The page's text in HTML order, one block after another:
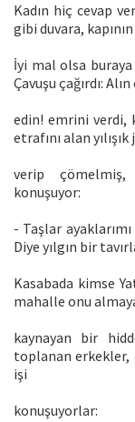
Kadın hiç cevap
gibi duvara,
İyi mal olsa
Çavuşu çağırdı:
edin! emrini verdi,
etrafını alan
verip
konuşuyor:
- Taşlar
Diye yılgın bir
Kasabada kimse
mahalle onu
kaynayan bir
toplanan erkekler,
işi
konuşuyorlar: